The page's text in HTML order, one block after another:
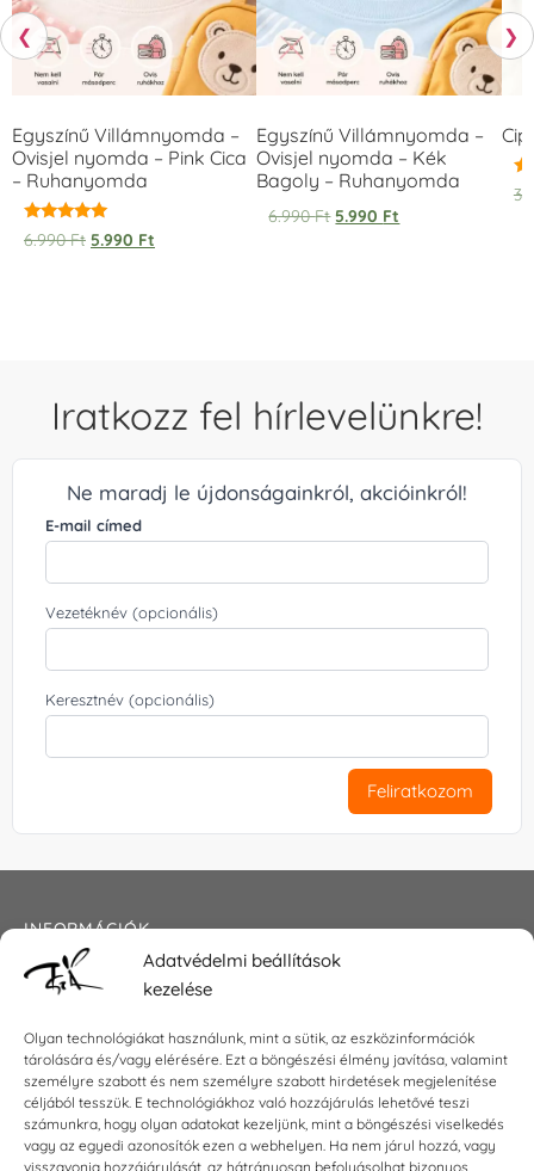
Adatvédelmi beállítások
kezelése
Olyan technológiákat használunk, mint a sütik, az eszközinformációk
tárolására és/vagy elérésére. Ezt a böngészési élmény javítása, valamint
személyre szabott és nem személyre szabott hirdetések megjelenítése
céljából tesszük. E technológiákhoz való hozzájárulás lehetővé teszi
számunkra, hogy olyan adatokat kezeljünk, mint a böngészési viselkedés
vagy az egyedi azonosítók ezen a webhelyen. Ha nem járul hozzá, vagy
visszavonja hozzájárulását, az hátrányosan befolyásolhat bizonyos
❮
Egyszínű Villámnyomda –
Ovisjel nyomda – Pink Cica
– Ruhanyomda
Értékelés:
5.00
6.990Ft 5.990 Ft
Egyszínű Villámnyomda –
Ovisjel nyomda – Kék
Bagoly – Ruhanyomda
6.990Ft 5.990 Ft
❯
Iratkozz fel hírlevelünkre!
Ne maradj le újdonságainkról, akcióinkról!
E-mail címed
Vezetéknév (opcionális)
Keresztnév (opcionális)
Feliratkozom
INFORMÁCIÓK
Általános szerződési feltételek
Impresszum
KAPCSOLAT